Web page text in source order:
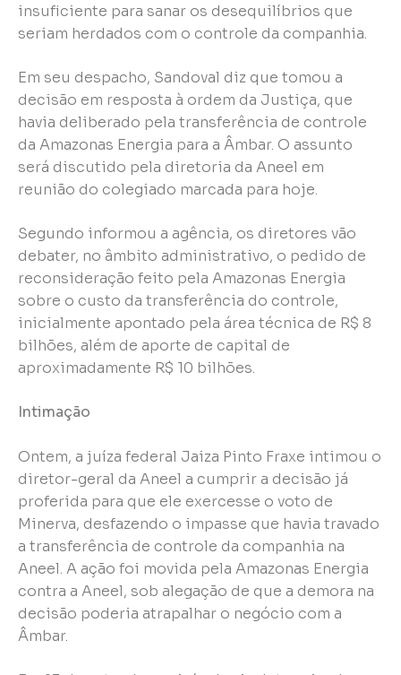
insuficiente para sanar os desequilíbrios que
seriam herdados com o controle da companhia.
Em seu despacho, Sandoval diz que tomou a
decisão em resposta à ordem da Justiça, que
havia deliberado pela transferência de controle
da Amazonas Energia para a Âmbar. O assunto
será discutido pela diretoria da Aneel em
reunião do colegiado marcada para hoje.
Segundo informou a agência, os diretores vão
debater, no âmbito administrativo, o pedido de
reconsideração feito pela Amazonas Energia
sobre o custo da transferência do controle,
inicialmente apontado pela área técnica de R$ 8
bilhões, além de aporte de capital de
aproximadamente R$ 10 bilhões.
Intimação
Ontem, a juíza federal Jaiza Pinto Fraxe intimou o
diretor-geral da Aneel a cumprir a decisão já
proferida para que ele exercesse o voto de
Minerva, desfazendo o impasse que havia travado
a transferência de controle da companhia na
Aneel. A ação foi movida pela Amazonas Energia
contra a Aneel, sob alegação de que a demora na
decisão poderia atrapalhar o negócio com a
Âmbar.